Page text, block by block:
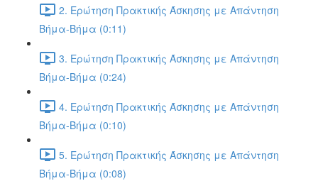
2. Ερώτηση Πρακτικής Άσκησης με Απάντηση
Βήμα-Βήμα (0:11)
3. Ερώτηση Πρακτικής Άσκησης με Απάντηση
Βήμα-Βήμα (0:24)
4. Ερώτηση Πρακτικής Άσκησης με Απάντηση
Βήμα-Βήμα (0:10)
5. Ερώτηση Πρακτικής Άσκησης με Απάντηση
Βήμα-Βήμα (0:08)